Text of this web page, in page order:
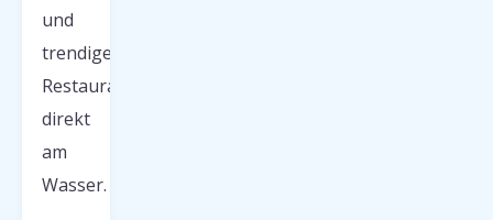
und
trendigen
Restaurants
direkt
am
Wasser.